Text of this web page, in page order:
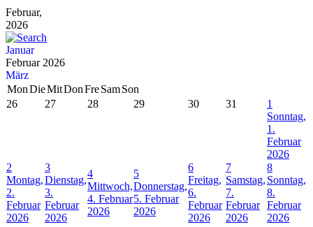
Februar,
2026
Januar
Februar 2026
März
MonDieMitDonFreSamSon
26
27 28 29 30 31
1
Sonntag,
1.
Februar
2026
2
Montag,
2.
Februar
2026
3
Dienstag,
3.
Februar
2026
4
Mittwoch,
4. Februar
2026
5
Donnerstag,
5. Februar
2026
6
Freitag,
6.
Februar
2026
7
Samstag,
7.
Februar
2026
8
Sonntag,
8.
Februar
2026